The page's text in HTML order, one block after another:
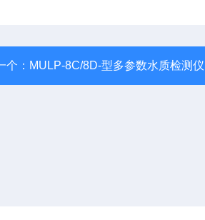
个： MULP-8C/8D-型多参数水质检测仪